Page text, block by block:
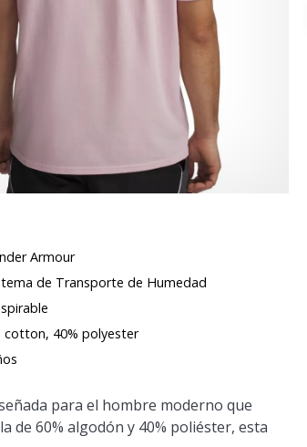
Armour
de Transporte de Humedad
cotton, 40% polyester
para el hombre moderno que
de 60% algodón y 40% poliéster, esta